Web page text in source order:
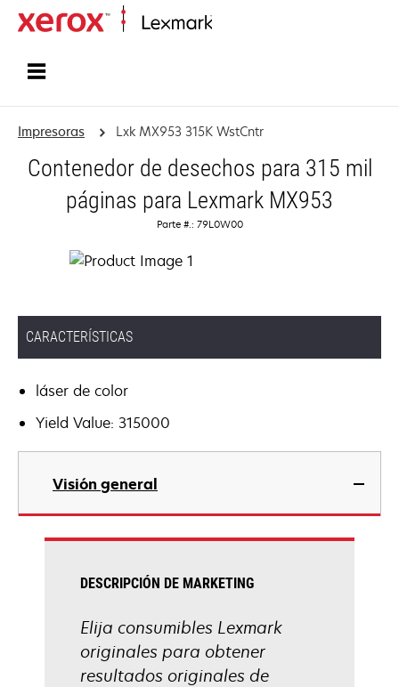
Impresoras Lxk MX953 315K WstCntr
Contenedor de desechos para 315 mil
páginas para Lexmark MX953
Parte #.: 79L0W00
CARACTERÍSTICAS
láser de color
Yield Value: 315000
Visión general
DESCRIPCIÓN DE MARKETING
Elija consumibles Lexmark
originales para obtener
resultados originales de